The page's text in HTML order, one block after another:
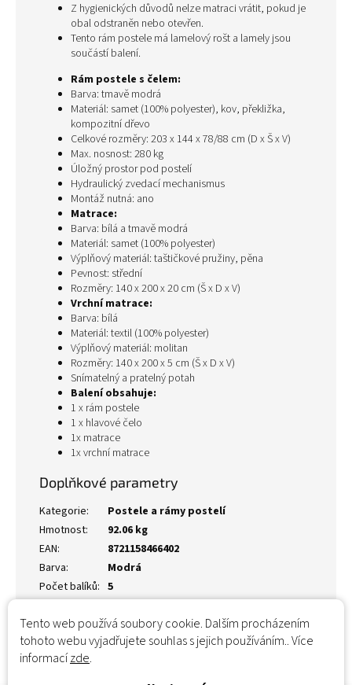
Tento web používá soubory cookie. Dalším procházením
tohoto webu vyjadřujete souhlas s jejich používáním.. Více
informacízde.
Z hygienických důvodů nelze matraci vrátit, pokud je
obal odstraněn nebo otevřen.
Tento rám postele má lamelový rošt a lamely jsou
součástí balení.
Rám postele s čelem:
Barva: tmavě modrá
Materiál: samet (100% polyester), kov, překližka,
kompozitní dřevo
Celkové rozměry: 203 x 144 x 78/88 cm (D x Š x V)
Max. nosnost: 280 kg
Úložný prostor pod postelí
Hydraulický zvedací mechanismus
Montáž nutná: ano
Matrace:
Barva: bílá a tmavě modrá
Materiál: samet (100% polyester)
Výplňový materiál: taštičkové pružiny, pěna
Pevnost: střední
Rozměry: 140 x 200 x 20 cm (Š x D x V)
Vrchní matrace:
Barva: bílá
Materiál: textil (100% polyester)
Výplňový materiál: molitan
Rozměry: 140 x 200 x 5 cm (Š x D x V)
Snímatelný a pratelný potah
Balení obsahuje:
1 x rám postele
1 x hlavové čelo
1x matrace
1x vrchní matrace
Doplňkové parametry
Kategorie:
Postele a rámy postelí
Hmotnost:
92.06 kg
EAN:
8721158466402
Barva:
Modrá
Počet balíků: 5